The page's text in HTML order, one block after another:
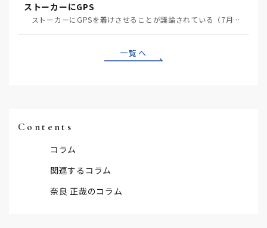
ストーカーにGPS
ストーカーにGPSを着けさせることが議論されている（7月29日日経）。反対派は「ストーカーにも人権…
一覧へ
Contents
コラム
関連するコラム
奈良 正哉のコラム